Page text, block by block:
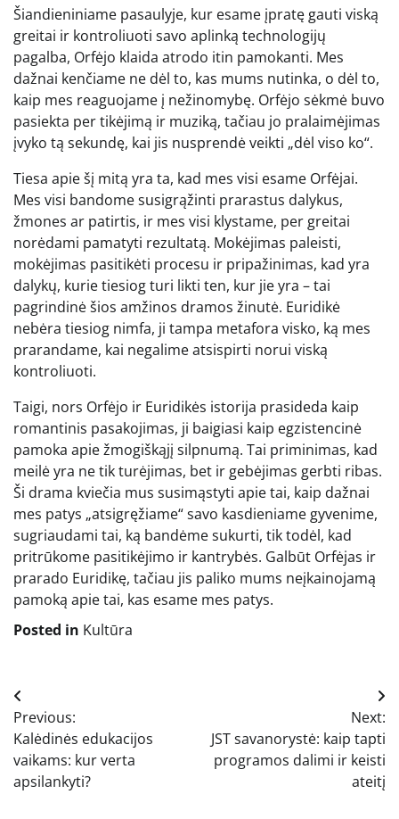
Šiandieniniame pasaulyje, kur esame įpratę gauti viską
greitai ir kontroliuoti savo aplinką technologijų
pagalba, Orfėjo klaida atrodo itin pamokanti. Mes
dažnai kenčiame ne dėl to, kas mums nutinka, o dėl to,
kaip mes reaguojame į nežinomybę. Orfėjo sėkmė buvo
pasiekta per tikėjimą ir muziką, tačiau jo pralaimėjimas
įvyko tą sekundę, kai jis nusprendė veikti „dėl viso ko“.
Tiesa apie šį mitą yra ta, kad mes visi esame Orfėjai.
Mes visi bandome susigrąžinti prarastus dalykus,
žmones ar patirtis, ir mes visi klystame, per greitai
norėdami pamatyti rezultatą. Mokėjimas paleisti,
mokėjimas pasitikėti procesu ir pripažinimas, kad yra
dalykų, kurie tiesiog turi likti ten, kur jie yra – tai
pagrindinė šios amžinos dramos žinutė. Euridikė
nebėra tiesiog nimfa, ji tampa metafora visko, ką mes
prarandame, kai negalime atsispirti norui viską
kontroliuoti.
Taigi, nors Orfėjo ir Euridikės istorija prasideda kaip
romantinis pasakojimas, ji baigiasi kaip egzistencinė
pamoka apie žmogiškąjį silpnumą. Tai priminimas, kad
meilė yra ne tik turėjimas, bet ir gebėjimas gerbti ribas.
Ši drama kviečia mus susimąstyti apie tai, kaip dažnai
mes patys „atsigręžiame“ savo kasdieniame gyvenime,
sugriaudami tai, ką bandėme sukurti, tik todėl, kad
pritrūkome pasitikėjimo ir kantrybės. Galbūt Orfėjas ir
prarado Euridikę, tačiau jis paliko mums neįkainojamą
pamoką apie tai, kas esame mes patys.
Posted in Kultūra
Navigacija
tarp
įrašų
Previous:
Kalėdinės edukacijos
vaikams: kur verta
apsilankyti?
Next:
JST savanorystė: kaip tapti
programos dalimi ir keisti
ateitį